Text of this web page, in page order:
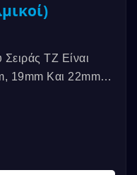
Σειράς TZ Είναι
19mm Και 22mm